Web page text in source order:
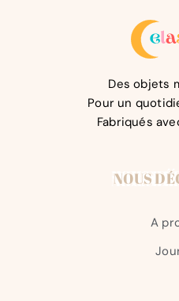
Des objets
Pour un
Fabriqués
NOUS
A